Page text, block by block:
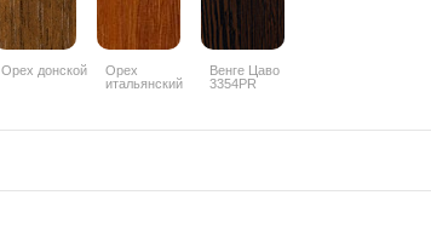
Орех донской
Орех
итальянский
Венге Цаво
3354PR